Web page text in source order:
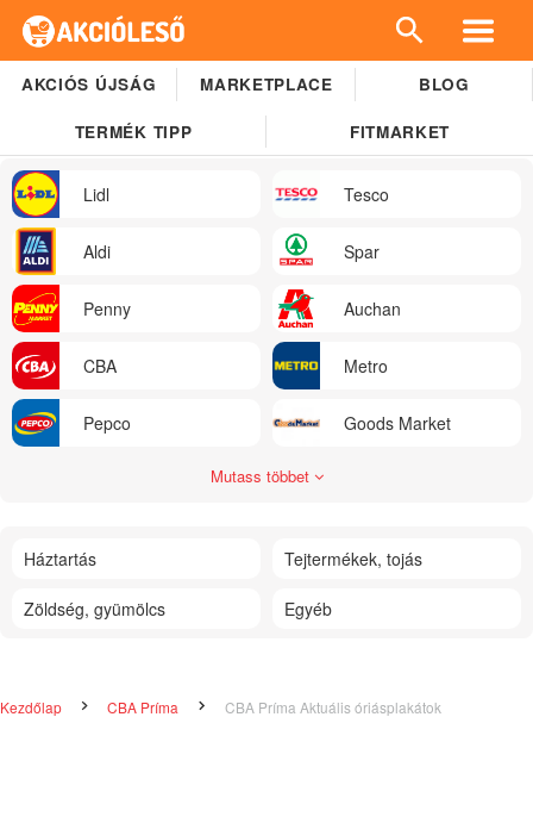
AKCIÓS ÚJSÁG MARKETPLACE BLOG
TERMÉK TIPP FITMARKET
Lidl Tesco
Aldi Spar
Penny Auchan
CBA Metro
Pepco Goods Market
Mutass többet
Háztartás Tejtermékek, tojás
Zöldség, gyümölcs Egyéb
Kezdőlap CBA Príma CBA Príma Aktuális óriásplakátok